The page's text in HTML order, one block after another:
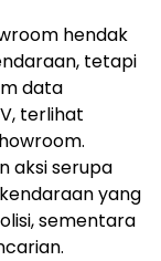
hendak
tetapi
data
terlihat
aksi serupa
yang
sementara